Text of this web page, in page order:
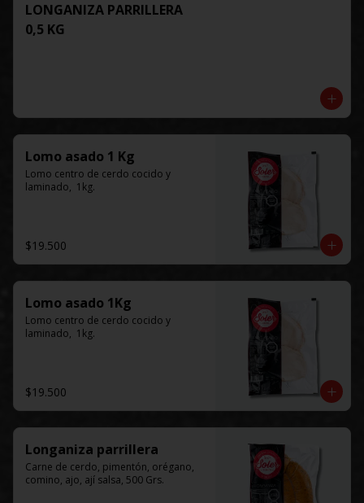
LONGANIZA PARRILLERA
0,5 KG
Lomo asado 1 Kg
Lomo centro de cerdo cocido y
laminado,  1kg.
$19.500
Lomo asado 1Kg
Lomo centro de cerdo cocido y
laminado,  1kg.
$19.500
Longaniza parrillera
Carne de cerdo, pimentón, orégano,
comino, ajo, ají salsa, 500 Grs.